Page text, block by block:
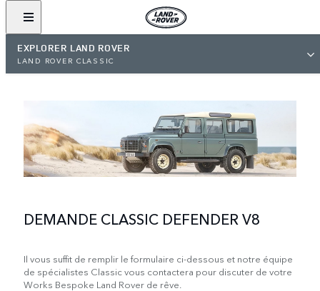
EXPLORER LAND ROVER
LAND ROVER CLASSIC
DEMANDE CLASSIC DEFENDER V8
Il vous suffit de remplir le formulaire ci-dessous et notre équipe
de spécialistes Classic vous contactera pour discuter de votre
Works Bespoke Land Rover de rêve.